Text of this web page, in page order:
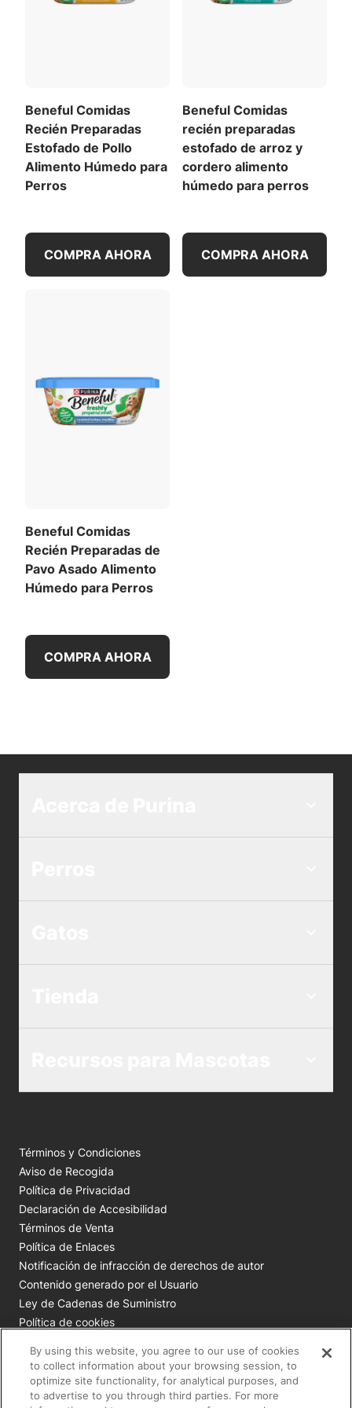
Beneful Comidas
Recién Preparadas
Estofado de Pollo
Alimento Húmedo para
Perros
COMPRA AHORA
Beneful Comidas
recién preparadas
estofado de arroz y
cordero alimento
húmedo para perros
COMPRA AHORA
Beneful Comidas
Recién Preparadas de
Pavo Asado Alimento
Húmedo para Perros
COMPRA AHORA
Términos y Condiciones
Aviso de Recogida
Política de Privacidad
Declaración de Accesibilidad
Términos de Venta
Política de Enlaces
Notificación de infracción de derechos de autor
Contenido generado por el Usuario
Ley de Cadenas de Suministro
Política de cookies
Todas las marcas comerciales de Nestlé Purina son
propiedad de Société des Produits Nestlé S.A., Vevey, Suiza
By using this website, you agree to our use of cookies
to collect information about your browsing session, to
optimize site functionality, for analytical purposes, and
to advertise to you through third parties. For more